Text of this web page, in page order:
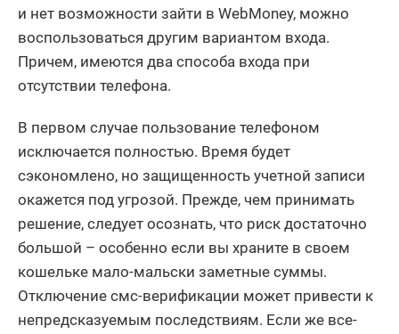
и нет возможности зайти в WebMoney, можно
воспользоваться другим вариантом входа.
Причем, имеются два способа входа при
отсутствии телефона.
В первом случае пользование телефоном
исключается полностью. Время будет
сэкономлено, но защищенность учетной записи
окажется под угрозой. Прежде, чем принимать
решение, следует осознать, что риск достаточно
большой – особенно если вы храните в своем
кошельке мало-мальски заметные суммы.
Отключение смс-верификации может привести к
непредсказуемым последствиям. Если же все-